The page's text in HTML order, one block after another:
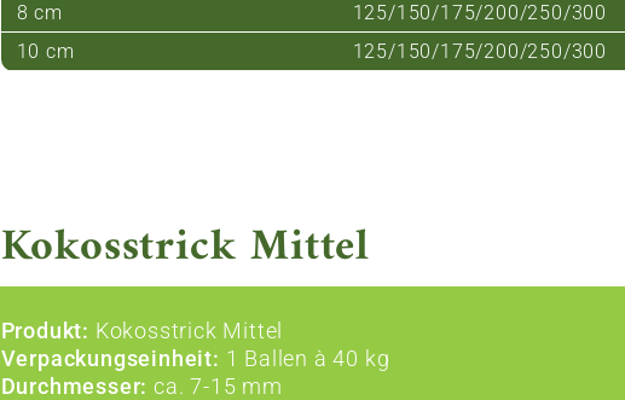
8 cm
125/150/175/200/250/300
10 cm
125/150/175/200/250/300
Kokosstrick Mittel
Produkt: Kokosstrick Mittel
Verpackungseinheit: 1 Ballen à 40 kg
Durchmesser: ca. 7-15 mm